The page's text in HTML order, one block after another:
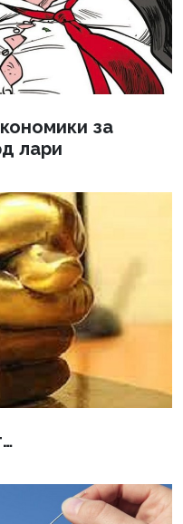
за
лари